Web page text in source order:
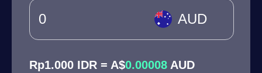
AUD
Rp1.000 IDR = A$0.00008 AUD